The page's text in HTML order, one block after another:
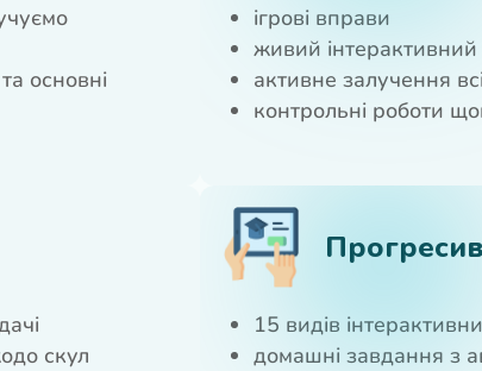
основні
ігрові вправи
живий
активне залучення
контрольні роботи
скул
15 видів
домашні завдання з